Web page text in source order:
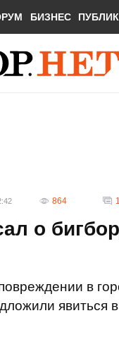
БИЗНЕС
864
о
в
явиться в